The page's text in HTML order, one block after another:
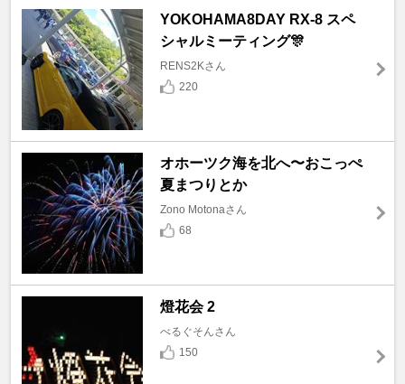
YOKOHAMA8DAY RX-8 スペ
シャルミーティング🎊
RENS2Kさん
220
オホーツク海を北へ〜おこっぺ
夏まつりとか
Zono Motonaさん
68
燈花会 2
べるぐそんさん
150